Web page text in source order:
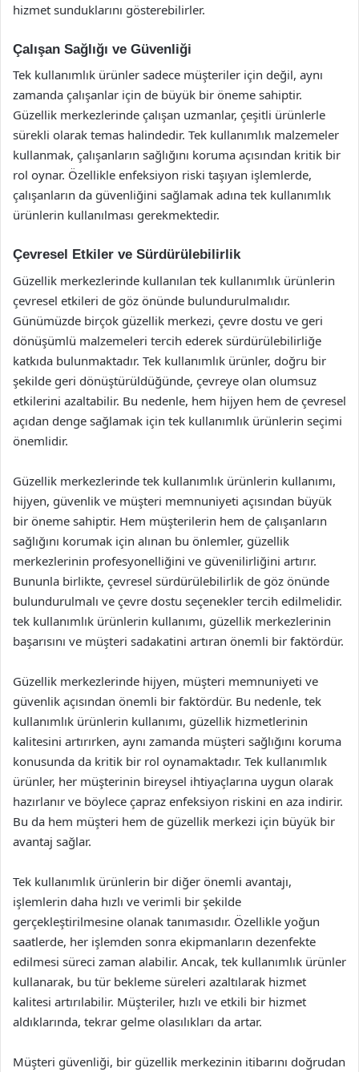
hizmet sunduklarını gösterebilirler.
Çalışan Sağlığı ve Güvenliği
Tek kullanımlık ürünler sadece müşteriler için değil, aynı
zamanda çalışanlar için de büyük bir öneme sahiptir.
Güzellik merkezlerinde çalışan uzmanlar, çeşitli ürünlerle
sürekli olarak temas halindedir. Tek kullanımlık malzemeler
kullanmak, çalışanların sağlığını koruma açısından kritik bir
rol oynar. Özellikle enfeksiyon riski taşıyan işlemlerde,
çalışanların da güvenliğini sağlamak adına tek kullanımlık
ürünlerin kullanılması gerekmektedir.
Çevresel Etkiler ve Sürdürülebilirlik
Güzellik merkezlerinde kullanılan tek kullanımlık ürünlerin
çevresel etkileri de göz önünde bulundurulmalıdır.
Günümüzde birçok güzellik merkezi, çevre dostu ve geri
dönüşümlü malzemeleri tercih ederek sürdürülebilirliğe
katkıda bulunmaktadır. Tek kullanımlık ürünler, doğru bir
şekilde geri dönüştürüldüğünde, çevreye olan olumsuz
etkilerini azaltabilir. Bu nedenle, hem hijyen hem de çevresel
açıdan denge sağlamak için tek kullanımlık ürünlerin seçimi
önemlidir.
Güzellik merkezlerinde tek kullanımlık ürünlerin kullanımı,
hijyen, güvenlik ve müşteri memnuniyeti açısından büyük
bir öneme sahiptir. Hem müşterilerin hem de çalışanların
sağlığını korumak için alınan bu önlemler, güzellik
merkezlerinin profesyonelliğini ve güvenilirliğini artırır.
Bununla birlikte, çevresel sürdürülebilirlik de göz önünde
bulundurulmalı ve çevre dostu seçenekler tercih edilmelidir.
tek kullanımlık ürünlerin kullanımı, güzellik merkezlerinin
başarısını ve müşteri sadakatini artıran önemli bir faktördür.
Güzellik merkezlerinde hijyen, müşteri memnuniyeti ve
güvenlik açısından önemli bir faktördür. Bu nedenle, tek
kullanımlık ürünlerin kullanımı, güzellik hizmetlerinin
kalitesini artırırken, aynı zamanda müşteri sağlığını koruma
konusunda da kritik bir rol oynamaktadır. Tek kullanımlık
ürünler, her müşterinin bireysel ihtiyaçlarına uygun olarak
hazırlanır ve böylece çapraz enfeksiyon riskini en aza indirir.
Bu da hem müşteri hem de güzellik merkezi için büyük bir
avantaj sağlar.
Tek kullanımlık ürünlerin bir diğer önemli avantajı,
işlemlerin daha hızlı ve verimli bir şekilde
gerçekleştirilmesine olanak tanımasıdır. Özellikle yoğun
saatlerde, her işlemden sonra ekipmanların dezenfekte
edilmesi süreci zaman alabilir. Ancak, tek kullanımlık ürünler
kullanarak, bu tür bekleme süreleri azaltılarak hizmet
kalitesi artırılabilir. Müşteriler, hızlı ve etkili bir hizmet
aldıklarında, tekrar gelme olasılıkları da artar.
Müşteri güvenliği, bir güzellik merkezinin itibarını doğrudan